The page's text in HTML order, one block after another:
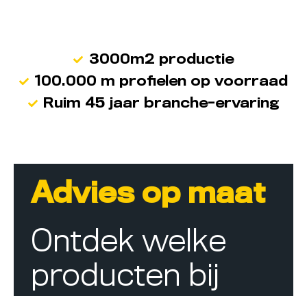
3000m2 productie
100.000 m profielen op voorraad
Ruim 45 jaar branche-ervaring
Advies op maat
Ontdek welke
producten bij